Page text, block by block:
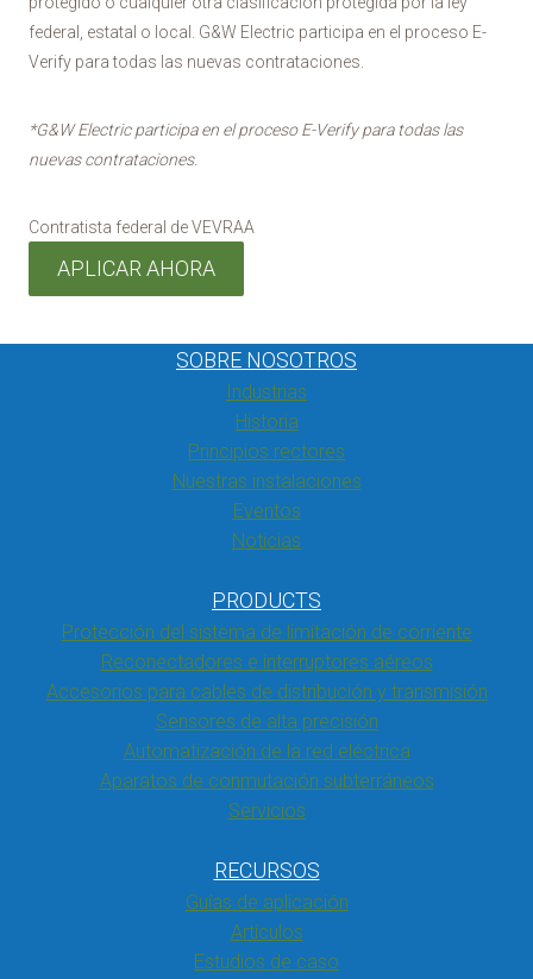
federal, estatal o local. G&W Electric participa en el proceso E-
Verify para todas las nuevas contrataciones.
*G&W Electric participa en el proceso E-Verify para todas las
nuevas contrataciones.
Contratista federal de VEVRAA
APLICAR AHORA
SOBRE NOSOTROS
Industrias
Historia
Principios rectores
Nuestras instalaciones
Eventos
Noticias
PRODUCTS
Protección del sistema de limitación de corriente
Reconectadores e interruptores aéreos
Accesorios para cables de distribución y transmisión
Sensores de alta precisión
Automatización de la red eléctrica
Aparatos de conmutación subterráneos
Servicios
RECURSOS
Guías de aplicación
Artículos
Estudios de caso